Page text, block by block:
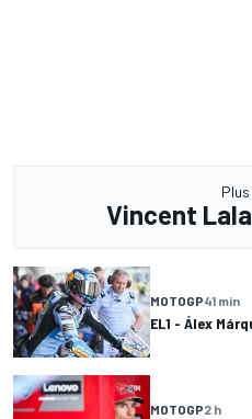
Vincent
MOTOGP41 min
EL1 - Álex
MOTOGP2 h